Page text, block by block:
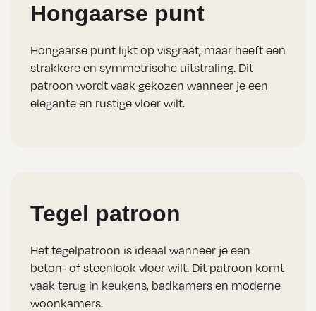
Hongaarse punt
Hongaarse punt lijkt op visgraat, maar heeft een
strakkere en symmetrische uitstraling. Dit
patroon wordt vaak gekozen wanneer je een
elegante en rustige vloer wilt.
Tegel patroon
Het tegelpatroon is ideaal wanneer je een
beton- of steenlook vloer wilt. Dit patroon komt
vaak terug in keukens, badkamers en moderne
woonkamers.